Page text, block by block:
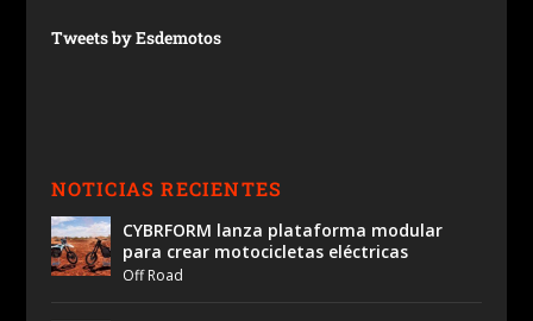
Tweets by Esdemotos
NOTICIAS RECIENTES
CYBRFORM lanza plataforma modular
para crear motocicletas eléctricas
Off Road